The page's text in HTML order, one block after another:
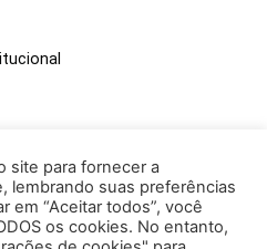
site para fornecer a
lembrando suas preferências
em “Aceitar todos”, você
os cookies. No entanto,